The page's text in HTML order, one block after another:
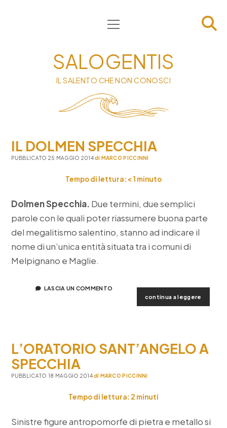
HOME
INFORMATIVA
CONTATTI
PRIVACY & COOKIE POLICY
apri
menu
SALOGENTIS
IL SALENTO CHE NON CONOSCI
IL DOLMEN SPECCHIA
PUBBLICATO 25 MAGGIO 2014di MARCO PICCINNI
Tempo di lettura: < 1 minuto
Dolmen Specchia. Due termini, due semplici
parole con le quali poter riassumere buona parte
del megalitismo salentino, stanno ad indicare il
nome di un’unica entità situata tra i comuni di
Melpignano e Maglie.
continua a leggere
dolmen
LASCIA UN COMMENTO
L’ORATORIO SANT’ANGELO A
SPECCHIA
PUBBLICATO 18 MAGGIO 2014di MARCO PICCINNI
Tempo di lettura: 2 minuti
Sinistre figure antropomorfe di pietra e metallo si